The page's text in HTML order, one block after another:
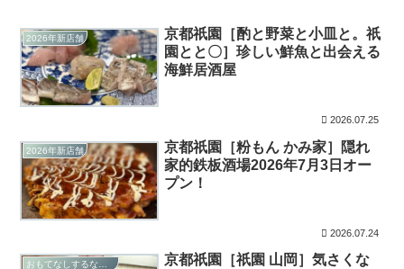
2026年新店舗
京都祇園［酌と野菜と小皿と。祇
園とと〇］珍しい鮮魚と出会える
海鮮居酒屋
2026.07.25
2026年新店舗
京都祇園［粉もん かみ家］隠れ
家的鉄板酒場2026年7月3日オー
プン！
2026.07.24
京都祇園［祇園 山岡］気さくな